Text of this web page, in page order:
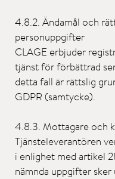
4.8.2. Ändamål och
personuppgifter
CLAGE erbjuder
tjänst för förbättrad
detta fall är rättslig
GDPR (samtycke).
4.8.3. Mottagare och
Tjänsteleverantören
i enlighet med artikel
nämnda uppgifter